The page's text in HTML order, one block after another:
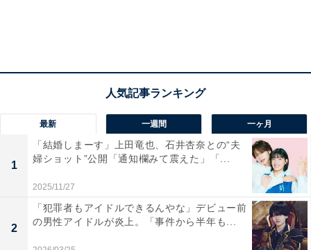
最新 一週間 一ヶ月
1
「結婚しまーす」上田竜也、石井杏奈との“夫
婦ショット”公開「通知欄みて震えた」「...
2025/11/27
2
「犯罪者もアイドルできるんやな」デビュー前
の男性アイドルが炎上。「事件から半年も...